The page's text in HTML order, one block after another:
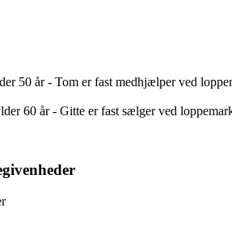
50 år - Tom er fast medhjælper ved
60 år - Gitte er fast sælger ved